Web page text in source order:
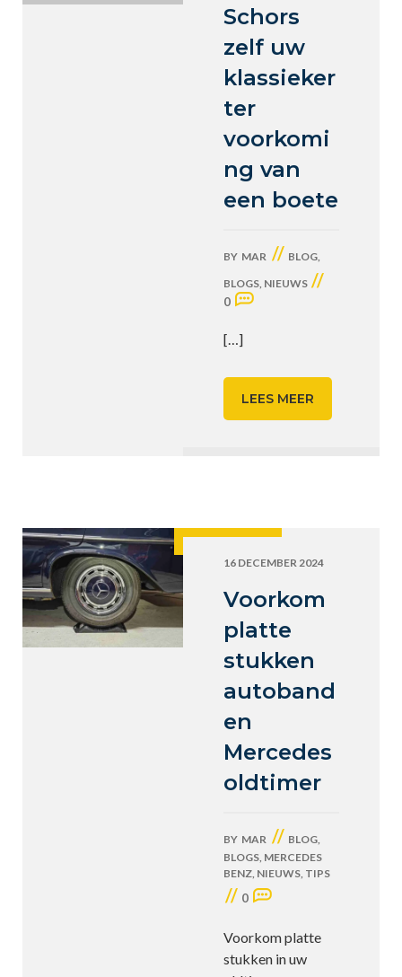
Schors
zelf uw
klassieker
ter
voorkomi
ng van
een boete
BY MAR // BLOG,
BLOGS, NIEUWS //
0
[…]
LEES MEER
16 DECEMBER 2024
Voorkom
platte
stukken
autoband
en
Mercedes
oldtimer
BY MAR // BLOG,
BLOGS, MERCEDES
BENZ, NIEUWS, TIPS
// 0
Voorkom platte
stukken in uw